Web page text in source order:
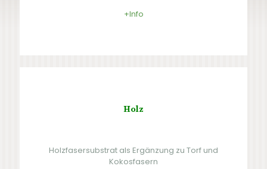
+Info
Holz
Holzfasersubstrat als Ergänzung zu Torf und
Kokosfasern